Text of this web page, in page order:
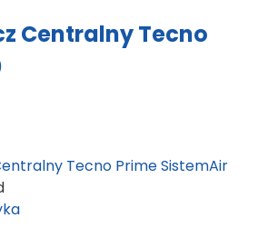
Centralny Tecno